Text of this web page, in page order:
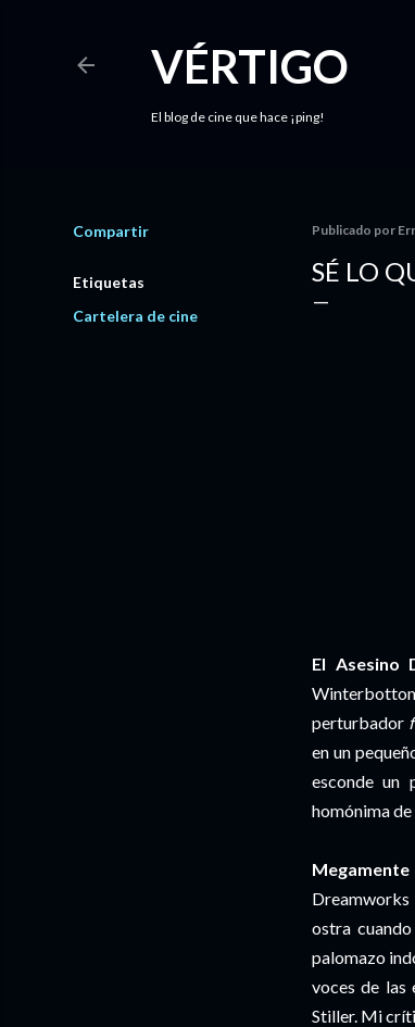
VÉRTIGO
El blog de cine que hace ¡ping!
Compartir
Etiquetas
Cartelera de cine
Publicado por
SÉ LO
El Asesino
perturbador
en un
esconde un
homónima
Megamente
ostra
palomazo
voces de las
Stiller. Mi